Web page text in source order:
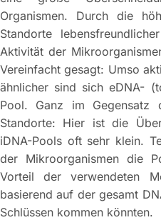
Organismen. Durch die
Standorte
Aktivität der
Vereinfacht gesagt: Umso
ähnlicher sind sich eDNA-
Pool. Ganz im Gegensatz
Standorte: Hier ist die
iDNA-Pools oft sehr klein.
der Mikroorganismen die
Vorteil der verwendeten
basierend auf der gesamt
Schlüssen kommen könnten.